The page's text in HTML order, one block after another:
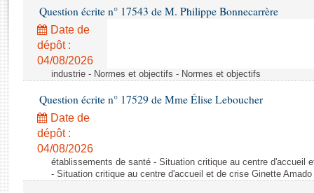
Rapports législatifs
Rapports sur l'application des lois
Baromètre de l’application des lois
Dossiers législatifs
Budget et sécurité sociale
Questions écrites et orales
Comptes rendus des débats
Question écrite n° 17543 de M. Philippe Bonnecarrère
Date de
dépôt :
04/08/2026
industrie - Normes et objectifs - Normes et objectifs
Question écrite n° 17529 de Mme Élise Leboucher
Date de
dépôt :
04/08/2026
établissements de santé - Situation critique au centre d'accueil
- Situation critique au centre d'accueil et de crise Ginette Amado